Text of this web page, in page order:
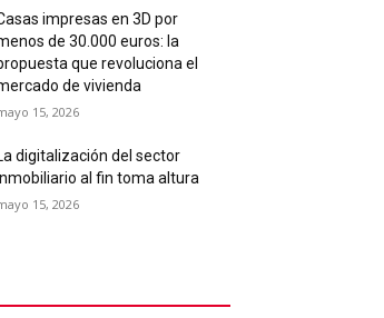
impresas en 3D por
de 30.000 euros: la
que revoluciona el
de vivienda
15, 2026
digitalización del sector
al fin toma altura
15, 2026